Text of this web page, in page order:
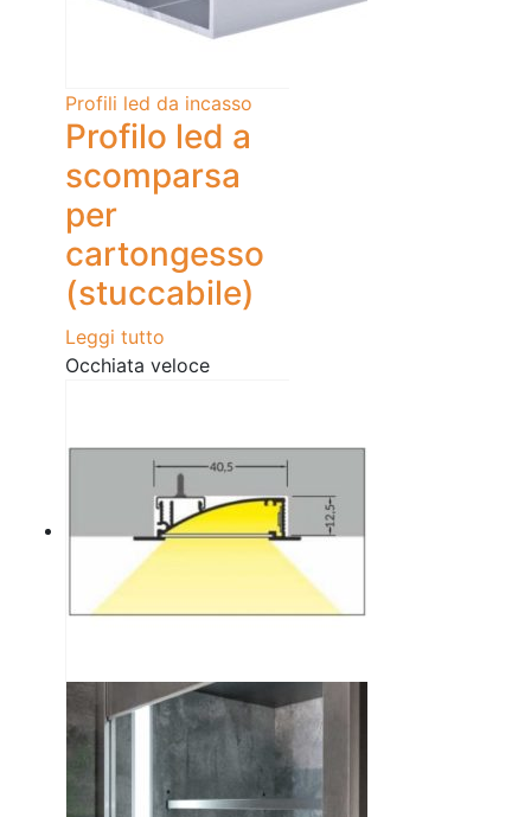
Profili led da incasso
Profilo led a
scomparsa
per
cartongesso
(stuccabile)
Leggi tutto
Occhiata veloce